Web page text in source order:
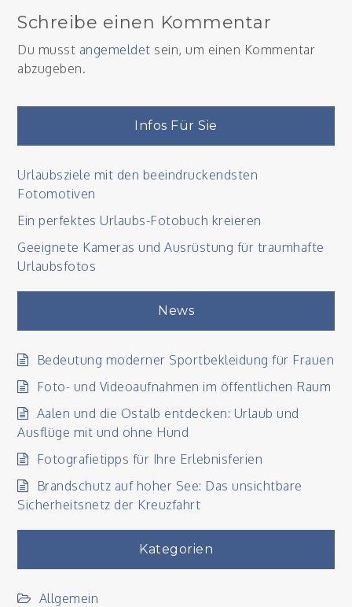
Schreibe einen Kommentar
Du musst angemeldet sein, um einen Kommentar
abzugeben.
Infos Für Sie
Urlaubsziele mit den beeindruckendsten
Fotomotiven
Ein perfektes Urlaubs-Fotobuch kreieren
Geeignete Kameras und Ausrüstung für traumhafte
Urlaubsfotos
News
Bedeutung moderner Sportbekleidung für Frauen
Foto- und Videoaufnahmen im öffentlichen Raum
Aalen und die Ostalb entdecken: Urlaub und
Ausflüge mit und ohne Hund
Fotografietipps für Ihre Erlebnisferien
Brandschutz auf hoher See: Das unsichtbare
Sicherheitsnetz der Kreuzfahrt
Kategorien
Allgemein